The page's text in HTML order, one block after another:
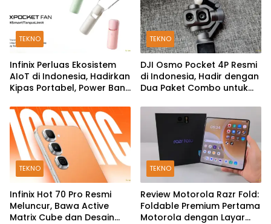
TEKNO
Infinix Perluas Ekosistem
AIoT di Indonesia, Hadirkan
Kipas Portabel, Power Bank
TEKNO
DJI Osmo Pocket 4P Resmi
di Indonesia, Hadir dengan
Dua Paket Combo untuk
TEKNO
Infinix Hot 70 Pro Resmi
Meluncur, Bawa Active
Matrix Cube dan Desain
TEKNO
Review Motorola Razr Fold:
Foldable Premium Pertama
Motorola dengan Layar